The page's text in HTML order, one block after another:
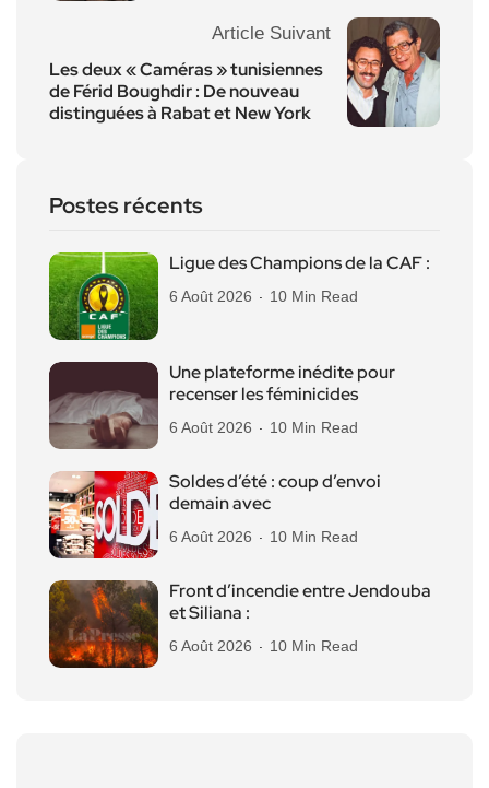
Article Suivant
Les deux « Caméras » tunisiennes
de Férid Boughdir : De nouveau
distinguées à Rabat et New York
Postes récents
Ligue des Champions de la CAF :
6 Août 2026 10 Min Read
Une plateforme inédite pour
recenser les féminicides
6 Août 2026 10 Min Read
Soldes d’été : coup d’envoi
demain avec
6 Août 2026 10 Min Read
Front d’incendie entre Jendouba
et Siliana :
6 Août 2026 10 Min Read